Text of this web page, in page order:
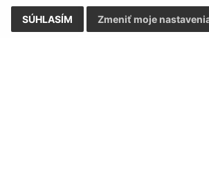
SÚHLASÍM Zmeniť moje